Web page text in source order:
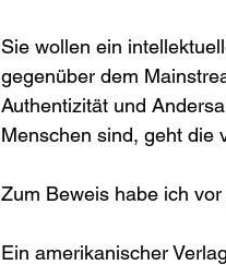
Sie wollen ein
gegenüber dem
Authentizität und
Menschen sind, geht die
Zum Beweis habe ich
Ein amerikanischer